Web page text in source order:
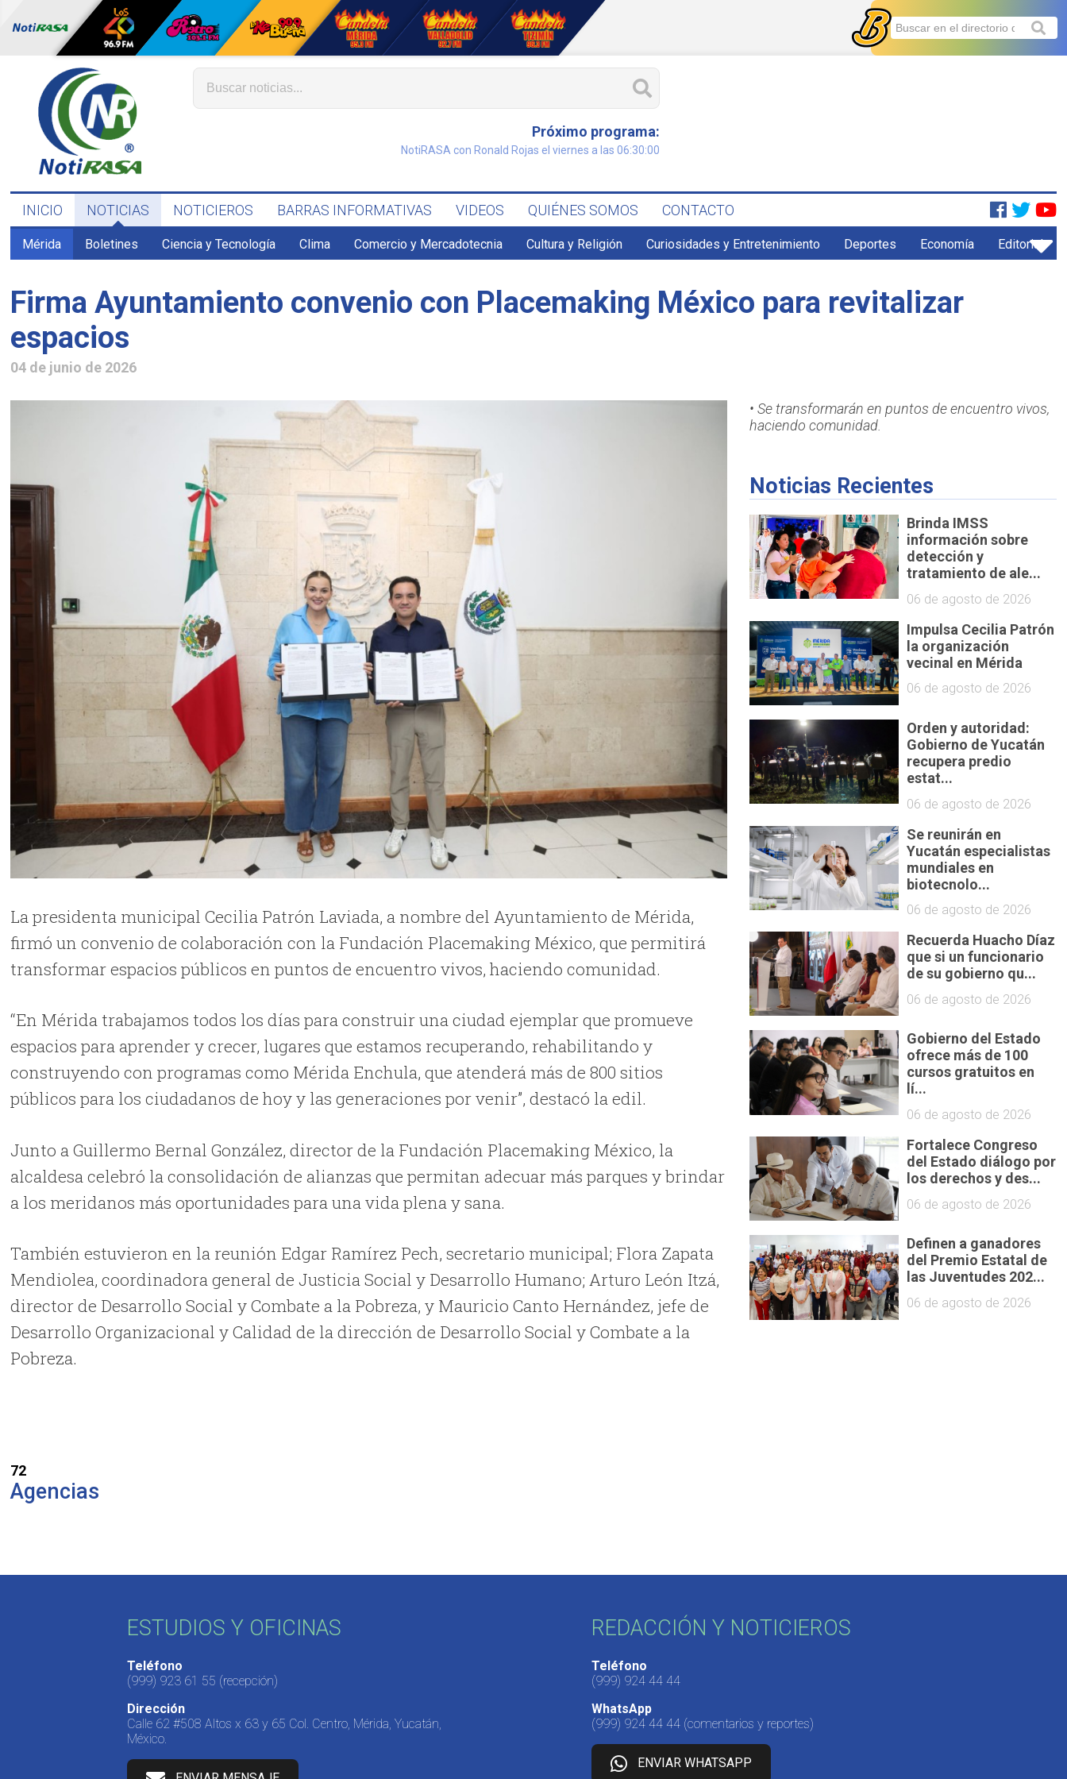
Próximo programa:
NotiRASA con Ronald Rojas el viernes a las 06:30:00
INICIO NOTICIAS NOTICIEROS BARRAS INFORMATIVAS VIDEOS QUIÉNES SOMOS CONTACTO
Mérida Boletines Ciencia y Tecnología Clima Comercio y Mercadotecnia Cultura y Religión Curiosidades y Entretenimiento Deportes Economía Editorial
Firma Ayuntamiento convenio con Placemaking México para revitalizar
espacios
04 de junio de 2026
La presidenta municipal Cecilia Patrón Laviada, a nombre del Ayuntamiento de Mérida,
firmó un convenio de colaboración con la Fundación Placemaking México, que permitirá
transformar espacios públicos en puntos de encuentro vivos, haciendo comunidad.
“En Mérida trabajamos todos los días para construir una ciudad ejemplar que promueve
espacios para aprender y crecer, lugares que estamos recuperando, rehabilitando y
construyendo con programas como Mérida Enchula, que atenderá más de 800 sitios
públicos para los ciudadanos de hoy y las generaciones por venir”, destacó la edil.
Junto a Guillermo Bernal González, director de la Fundación Placemaking México, la
alcaldesa celebró la consolidación de alianzas que permitan adecuar más parques y brindar
a los meridanos más oportunidades para una vida plena y sana.
También estuvieron en la reunión Edgar Ramírez Pech, secretario municipal; Flora Zapata
Mendiolea, coordinadora general de Justicia Social y Desarrollo Humano; Arturo León Itzá,
director de Desarrollo Social y Combate a la Pobreza, y Mauricio Canto Hernández, jefe de
Desarrollo Organizacional y Calidad de la dirección de Desarrollo Social y Combate a la
Pobreza.
72
Agencias
• Se transformarán en puntos de encuentro vivos,
haciendo comunidad.
Noticias Recientes
Brinda IMSS
información sobre
detección y
tratamiento de ale...
06 de agosto de 2026
Impulsa Cecilia Patrón
la organización
vecinal en Mérida
06 de agosto de 2026
Orden y autoridad:
Gobierno de Yucatán
recupera predio
estat...
06 de agosto de 2026
Se reunirán en
Yucatán especialistas
mundiales en
biotecnolo...
06 de agosto de 2026
Recuerda Huacho Díaz
que si un funcionario
de su gobierno qu...
06 de agosto de 2026
Gobierno del Estado
ofrece más de 100
cursos gratuitos en
lí...
06 de agosto de 2026
Fortalece Congreso
del Estado diálogo por
los derechos y des...
06 de agosto de 2026
Definen a ganadores
del Premio Estatal de
las Juventudes 202...
06 de agosto de 2026
ESTUDIOS Y OFICINAS
Teléfono
(999) 923 61 55 (recepción)
Dirección
Calle 62 #508 Altos x 63 y 65 Col. Centro, Mérida, Yucatán,
México.
REDACCIÓN Y NOTICIEROS
Teléfono
(999) 924 44 44
WhatsApp
(999) 924 44 44 (comentarios y reportes)
ENVIAR WHATSAPP